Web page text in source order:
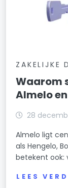
ZAKELIJKE
Waarom
Almelo
28
Almelo ligt
als Hengelo,
betekent ook:
LEES